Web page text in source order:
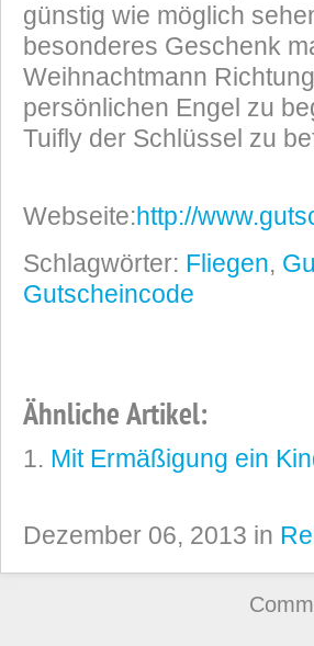
günstig wie möglich
besonderes Geschenk
Weihnachtmann
persönlichen Engel zu
Tuifly der Schlüssel zu
Webseite:http://
Schlagwörter: Fliegen,
Gutscheincode
Ähnliche Artikel:
Mit Ermäßigung ein
Dezember 06, 2013 in